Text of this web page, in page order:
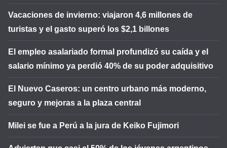
Vacaciones de invierno: viajaron 4,6 millones de
turistas y el gasto superó los $2,1 billones
El empleo asalariado formal profundizó su caída y el
salario mínimo ya perdió 40% de su poder adquisitivo
El Nuevo Caseros: un centro urbano más moderno,
seguro y mejoras a la plaza central
Milei se fue a Perú a la jura de Keiko Fujimori